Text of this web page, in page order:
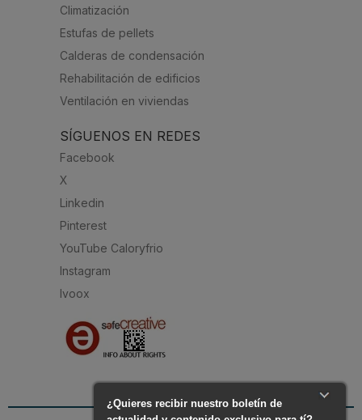
Climatización
Estufas de pellets
Calderas de condensación
Rehabilitación de edificios
Ventilación en viviendas
SÍGUENOS EN REDES
Facebook
X
Linkedin
Pinterest
YouTube Caloryfrio
Instagram
Ivoox